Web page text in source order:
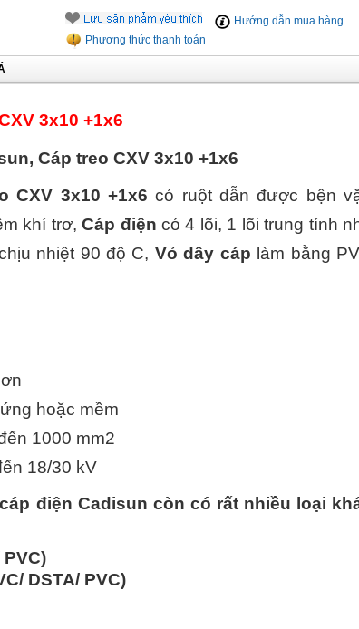
Hướng dẫn mua hàng
Phương thức thanh toán
3x10 +1x6
Cáp treo CXV 3x10 +1x6
CXV 3x10 +1x6 có ruột dẫn được bện
khí trơ,Cáp điện có 4 lõi, 1 lõi trung tính
nhiệt 90 độ C, Vỏ dây cáp làm bằng
hoặc mềm
1000 mm2
18/30 kV
điện Cadisun còn có rất nhiều loại
DSTA/ PVC)